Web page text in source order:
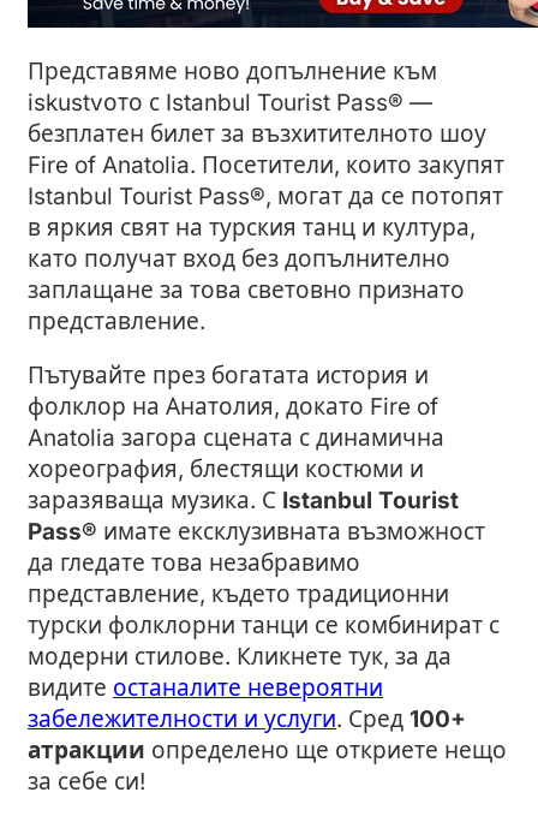
Представяме ново допълнение към
iskustvото с Istanbul Tourist Pass® —
безплатен билет за възхитителното шоу
Fire of Anatolia. Посетители, които закупят
Istanbul Tourist Pass®, могат да се потопят
в яркия свят на турския танц и култура,
като получат вход без допълнително
заплащане за това световно признато
представление.
Пътувайте през богатата история и
фолклор на Анатолия, докато Fire of
Anatolia загора сцената с динамична
хореография, блестящи костюми и
заразяваща музика. С Istanbul Tourist
Pass® имате ексклузивната възможност
да гледате това незабравимо
представление, където традиционни
турски фолклорни танци се комбинират с
модерни стилове. Кликнете тук, за да
видите останалите невероятни
забележителности и услуги. Сред 100+
атракции определено ще откриете нещо
за себе си!